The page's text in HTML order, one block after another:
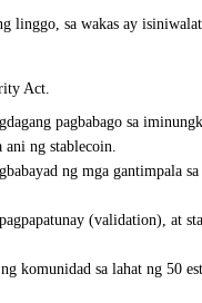
sa wakas ay
Act.
pagbabago sa
ani ng stablecoin.
ng mga gantimpala sa
(validation), at
komunidad sa lahat ng 50